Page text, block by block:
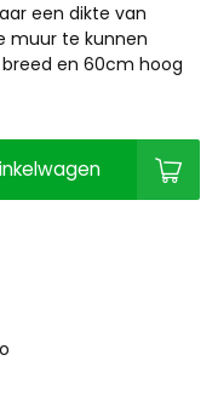
een dikte van
muur te kunnen
en 60cm hoog